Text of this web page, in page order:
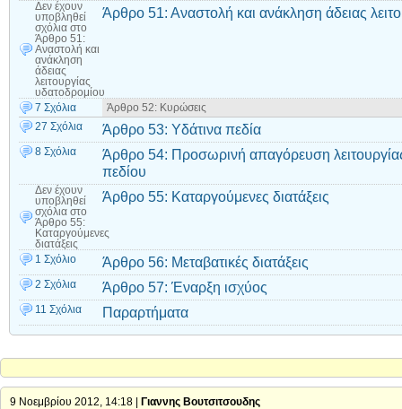
Δεν έχουν
υποβληθεί
σχόλια στο
Άρθρο 51:
Αναστολή και
ανάκληση
άδειας
λειτουργίας
υδατοδρομίου
Άρθρο 51: Αναστολή και ανάκληση άδειας
7 Σχόλια
Άρθρο 52: Κυρώσεις
27 Σχόλια
Άρθρο 53: Υδάτινα πεδία
8 Σχόλια
Άρθρο 54: Προσωρινή απαγόρευση
πεδίου
Δεν έχουν
υποβληθεί
σχόλια στο
Άρθρο 55:
Καταργούμενες
διατάξεις
Άρθρο 55: Καταργούμενες διατάξεις
1 Σχόλιο Άρθρο 56: Μεταβατικές διατάξεις
2 Σχόλια Άρθρο 57: Έναρξη ισχύος
11 Σχόλια Παραρτήματα
9 Νοεμβρίου 2012, 14:18 | Γιαννης Βουτσιτσουδης